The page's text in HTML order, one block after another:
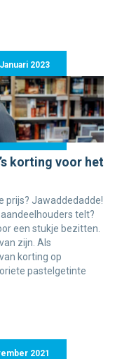
2023
korting voor het
prijs? Jawaddedadde!
telt?
een stukje bezitten.
zijn. Als
korting op
pastelgetinte
2021